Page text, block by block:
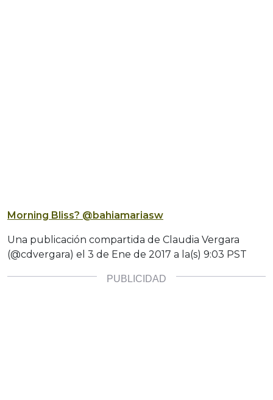
Morning Bliss? @bahiamariasw
Una publicación compartida de Claudia Vergara
(@cdvergara) el 3 de Ene de 2017 a la(s) 9:03 PST